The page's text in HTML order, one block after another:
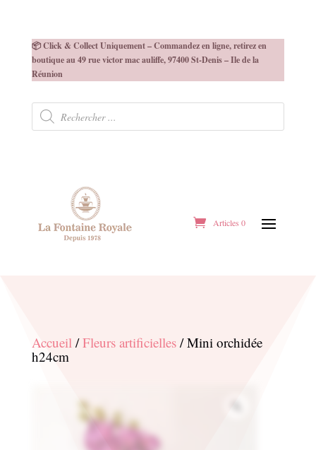
📦 Click & Collect Uniquement – Commandez en ligne, retirez en
boutique au 49 rue victor mac auliffe, 97400 St-Denis – Ile de la
Réunion
Recherche
produits
Articles 0
Accueil/Fleurs artificielles/ Mini orchidée
h24cm